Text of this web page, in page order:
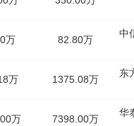
万 82.80万
中
万 1375.08万
东
万 7398.00万
华